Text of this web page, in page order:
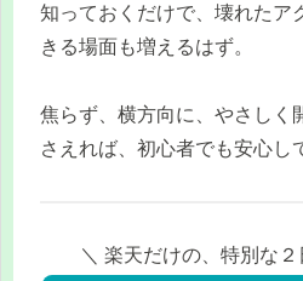
知っておくだけで、壊れたア
きる場面も増えるはず。
焦らず、横方向に、やさしく
さえれば、初心者でも安心し
＼ 楽天だけの、特別な